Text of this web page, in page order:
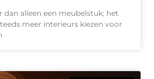
dan alleen een meubelstuk; het
meer interieurs kiezen voor